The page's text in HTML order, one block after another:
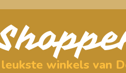
winkels van